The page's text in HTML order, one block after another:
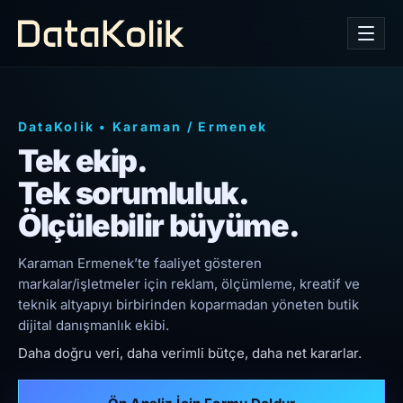
DataKolik • Karaman / Ermenek
Tek ekip.
Tek sorumluluk.
Ölçülebilir büyüme.
Karaman Ermenek’te faaliyet gösteren
markalar/işletmeler için reklam, ölçümleme, kreatif ve
teknik altyapıyı birbirinden koparmadan yöneten butik
dijital danışmanlık ekibi.
Daha doğru veri, daha verimli bütçe, daha net kararlar.